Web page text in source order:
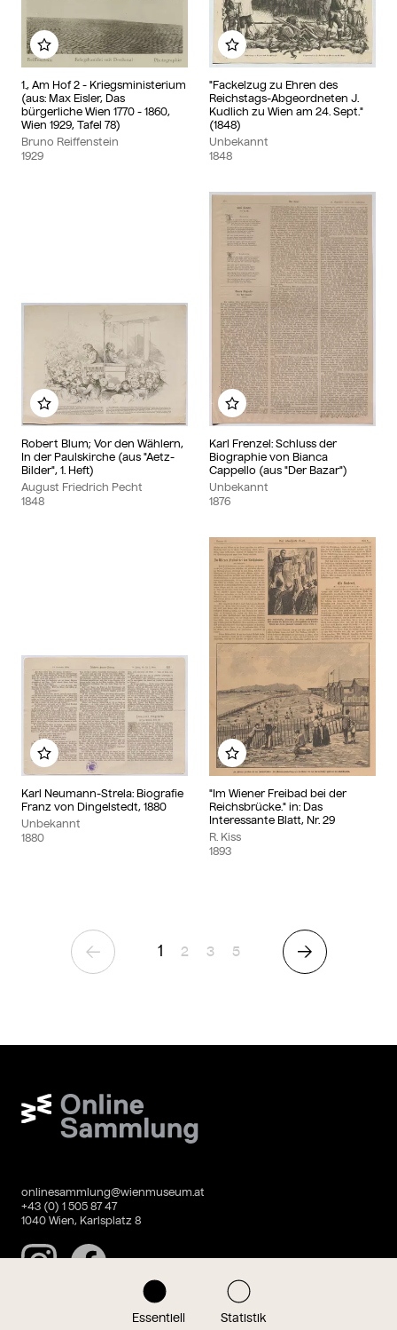
Essentiell Statistik
1., Am Hof 2 - Kriegsministerium
(aus: Max Eisler, Das
bürgerliche Wien 1770 - 1860,
Wien 1929, Tafel 78)
Bruno Reiffenstein
1929
Zu meinem Album hinzufügen
"Fackelzug zu Ehren des
Reichstags-Abgeordneten J.
Kudlich zu Wien am 24. Sept."
(1848)
Unbekannt
1848
Zu meinem Album
Robert Blum; Vor den Wählern,
In der Paulskirche (aus "Aetz-
Bilder", 1. Heft)
August Friedrich Pecht
1848
Zu meinem Album hinzufügen
Karl Frenzel: Schluss der
Biographie von Bianca
Cappello (aus "Der Bazar")
Unbekannt
1876
Zu meinem Album
Karl Neumann-Strela: Biografie
Franz von Dingelstedt, 1880
Unbekannt
1880
Zu meinem Album hinzufügen
"Im Wiener Freibad bei der
Reichsbrücke." in: Das
Interessante Blatt, Nr. 29
R. Kiss
1893
Zu meinem Album
Vorherige Seite
1 Seite
2 Seite
3 Seite
5 Nächste Seite
Wien Museum Online Sammlung
onlinesammlung@wienmuseum.at
+43 (0) 1 505 87 47
1040 Wien, Karlsplatz 8
InstagramFacebook